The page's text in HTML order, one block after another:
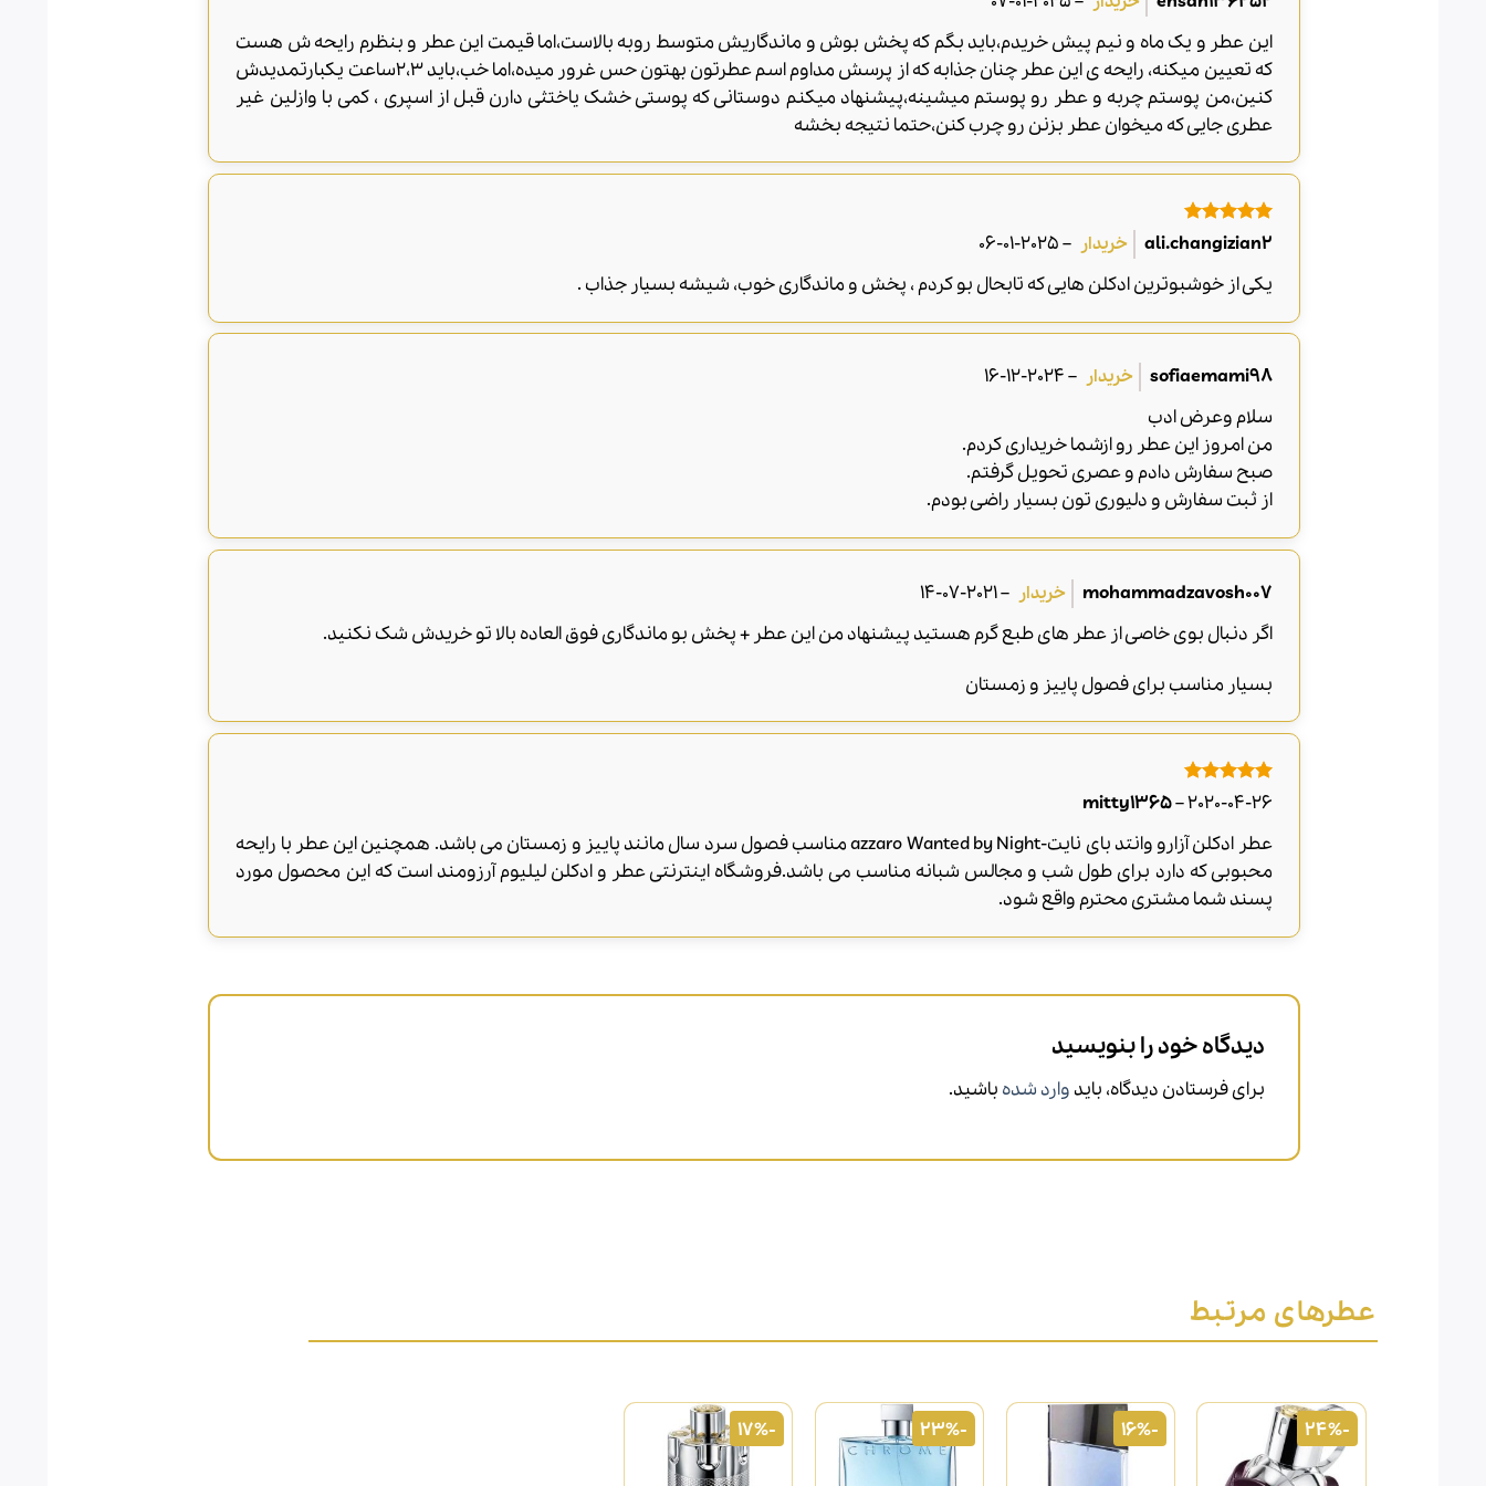
از 5
این عطر و یک ماه و نیم پیش خریدم،باید بگم که پخش بوش و ماندگاریش متوسط روبه بالاست،اما قیمت این عطر و بنظرم رایحه ش هست
که تعیین میکنه، رایحه ی این عطر چنان جذابه که از پرسش مداوم اسم عطرتون بهتون حس غرور میده،اما خب،باید ۲،۳ساعت یکبارتمدیدش
کنین،من پوستم چربه و عطر رو پوستم میشینه،پیشنهاد میکنم دوستانی که پوستی خشک یاختثی دارن قبل از اسپری ، کمی با وازلین غیر
عطری جایی که میخوان عطر بزنن رو چرب کنن،حتما نتیجه بخشه
امتیاز5از
5
ali.changizian2
–
2025-01-06
یکی از خوشبوترین ادکلن هایی که تابحال بو کردم ، پخش و ماندگاری خوب، شیشه بسیار جذاب .
sofiaemami98
–
2024-12-16
سلام وعرض ادب
من امروز این عطر رو ازشما خریداری کردم.
صبح سفارش دادم و عصری تحویل گرفتم.
از ثبت سفارش و دلیوری تون بسیار راضی بودم.
mohammadzavosh007
–
2021-07-14
اگر دنبال بوی خاصی از عطر های طبع گرم هستید پیشنهاد من این عطر + پخش بو ماندگاری فوق العاده بالا تو خریدش شک نکنید.
بسیار مناسب برای فصول پاییز و زمستان
امتیاز
از
5
mitty1365–2020-04-26
عطر ادکلن آزارو وانتد بای نایت-azzaro Wanted by Night مناسب فصول سرد سال مانند پاییز و زمستان می باشد. همچنین این عطر با رایحه
محبوبی که دارد برای طول شب و مجالس شبانه مناسب می باشد.فروشگاه اینترنتی عطر و ادکلن لیلیوم آرزومند است که این محصول مورد
پسند شما مشتری محترم واقع شود.
دیدگاه خود را بنویسید
برای فرستادن دیدگاه، باید وارد شده باشید.
عطرهای مرتبط
-24%
-16%
-23%
-17%